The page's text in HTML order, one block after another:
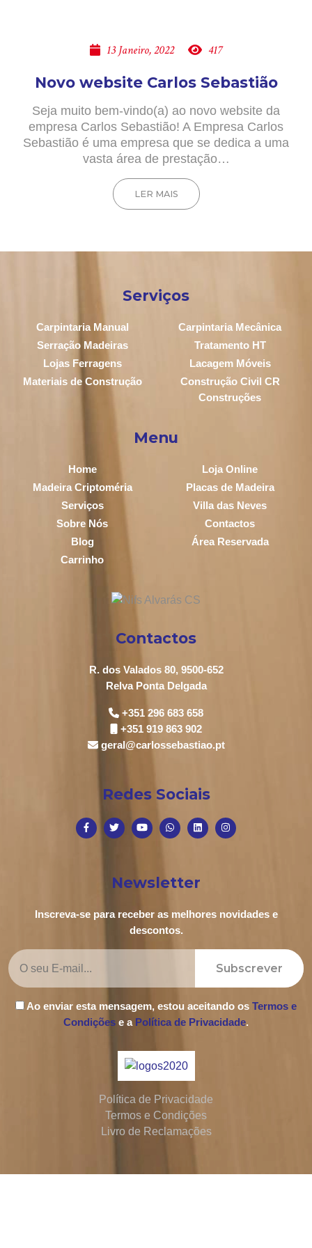
13 Janeiro, 2022 417
Novo website Carlos Sebastião
Seja muito bem-vindo(a) ao novo website da
empresa Carlos Sebastião! A Empresa Carlos
Sebastião é uma empresa que se dedica a uma
vasta área de prestação…
LER MAIS
Serviços
Carpintaria Manual
Carpintaria Mecânica
Serração Madeiras
Tratamento HT
Lojas Ferragens
Lacagem Móveis
Materiais de Construção
Construção Civil CR
Construções
Menu
Home
Loja Online
Madeira Criptoméria
Placas de Madeira
Serviços
Villa das Neves
Sobre Nós
Contactos
Blog
Área Reservada
Carrinho
Contactos
R. dos Valados 80, 9500-652
Relva Ponta Delgada
+351 296 683 658
+351 919 863 902
geral@carlossebastiao.pt
Redes Sociais
Newsletter
Inscreva-se para receber as melhores novidades e
descontos.
Subscrever
Ao enviar esta mensagem, estou aceitando os Termos e
Condições e a Política de Privacidade.
Política de Privacidade
Termos e Condições
Livro de Reclamações